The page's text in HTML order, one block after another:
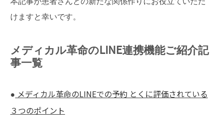
けますと幸いです。
メディカル革命のLINE連携機能ご紹介記
事一覧
● メディカル革命のLINEでの予約 とくに評価されている
３つのポイント